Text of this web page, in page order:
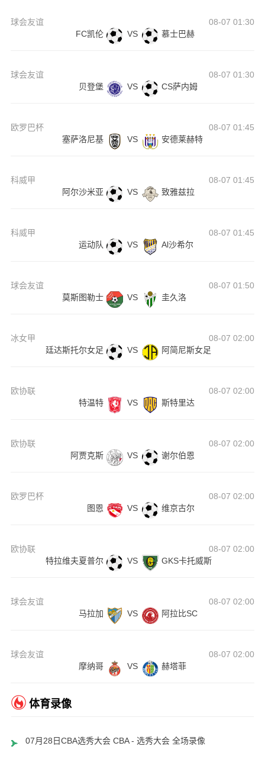
球会友谊
08-07 01:30
FC凯伦
VS 慕士巴赫
球会友谊
08-07 01:30
贝登堡
VS CS萨内姆
欧罗巴杯
08-07 01:45
塞萨洛尼基
VS 安德莱赫特
科威甲
08-07 01:45
阿尔沙米亚
VS 致雅兹拉
科威甲
08-07 01:45
运动队
VS Al沙希尔
球会友谊
08-07 01:50
莫斯图勒士
VS 圭久洛
冰女甲
08-07 02:00
廷达斯托尔女足
VS 阿简尼斯女足
欧协联
08-07 02:00
特温特
VS 斯特里达
欧协联
08-07 02:00
阿贾克斯
VS 谢尔伯恩
欧罗巴杯
08-07 02:00
图恩
VS 维京古尔
欧协联
08-07 02:00
特拉维夫夏普尔
VS GKS卡托威斯
球会友谊
08-07 02:00
马拉加
VS 阿拉比SC
球会友谊
08-07 02:00
摩纳哥
VS 赫塔菲
体育录像
07月28日CBA选秀大会 CBA - 选秀大会 全场录像